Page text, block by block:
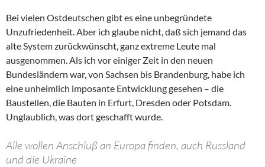
Bei vielen Ostdeutschen gibt es eine unbegründete
Unzufriedenheit. Aber ich glaube nicht, daß sich jemand das
alte System zurückwünscht, ganz extreme Leute mal
ausgenommen. Als ich vor einiger Zeit in den neuen
Bundesländern war, von Sachsen bis Brandenburg, habe ich
eine unheimlich imposante Entwicklung gesehen – die
Baustellen, die Bauten in Erfurt, Dresden oder Potsdam.
Unglaublich, was dort geschafft wurde.
Alle wollen Anschluß an Europa finden, auch Russland
und die Ukraine